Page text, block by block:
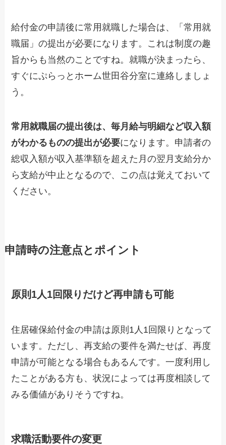
給付金の申請後に常用就職した場合は、「常用就
職届」の提出が必要になります。これは制度の趣
旨からも当然のことですね。就職が決まったら、
すぐにぷらっとホーム世田谷分室に連絡しましょ
う。
常用就職届の提出後は、毎月給与明細など収入額
がわかるものの提出が必要になります。申請者の
総収入額が収入基準額を超えた月の翌月支給分か
ら支給が中止となるので、この点は覚えておいて
ください。
申請時の注意点とポイント
原則1人1回限りだけど再申請も可能
住居確保給付金の申請は原則1人1回限りとなって
います。ただし、再支給の要件を満たせば、再度
申請が可能となる場合もあるんです。一度利用し
たことがある方も、状況によっては再度相談して
みる価値がありそうですね。
求職活動要件の変更